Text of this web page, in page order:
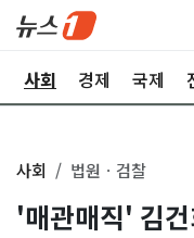
사회 경제 국제
사회 법원ㆍ검찰
'매관매직' 김